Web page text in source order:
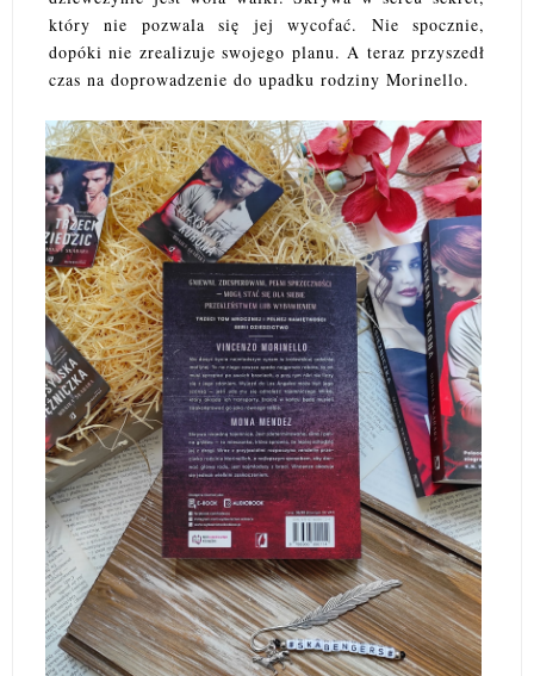
który nie pozwala się jej wycofać. Nie spocznie,
dopóki nie zrealizuje swojego planu. A teraz przyszedł
czas na doprowadzenie do upadku rodziny Morinello.